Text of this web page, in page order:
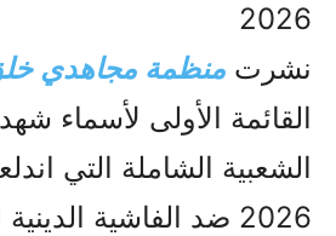
2026
نشرت منظمة مجاهدي خلق
القائمة الأولى لأسماء
الشعبية الشاملة التي
2026 ضد الفاشية